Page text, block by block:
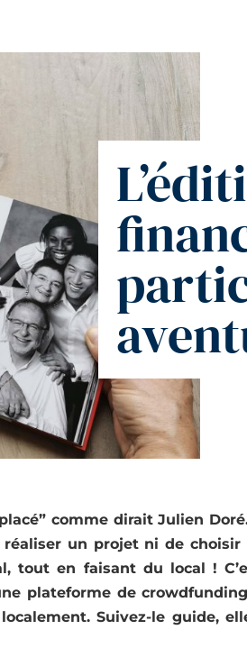
comme dirait Julien
réaliser un projet ni de
tout en faisant du local !
plateforme de
Suivez-le guide,